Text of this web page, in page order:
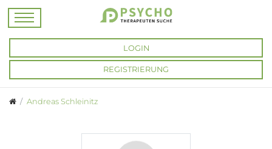
LOGIN
REGISTRIERUNG
Andreas Schleinitz